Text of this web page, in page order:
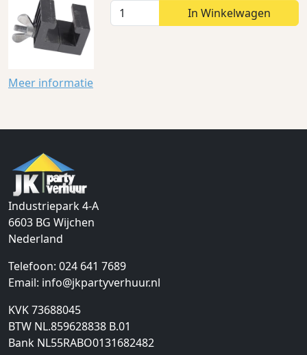
In Winkelwagen
Meer informatie
Industriepark 4-A
6603 BG Wijchen
Nederland
Telefoon: 024 641 7689
Email: info@jkpartyverhuur.nl
KVK 73688045
BTW NL.859628838 B.01
Bank NL55RABO0131682482